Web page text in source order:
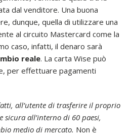
dal venditore. Una buona
dunque, quella di utilizzare una
al circuito Mastercard come la
caso, infatti, il denaro sarà
reale. La carta Wise può
per effettuare pagamenti
all’utente di trasferire il proprio
sicura all’interno di 60 paesi,
medio di mercato. Non è